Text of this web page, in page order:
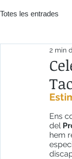
Totes les entrades
2 min
Ens
del
hem